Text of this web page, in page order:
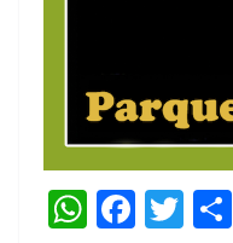
W F T